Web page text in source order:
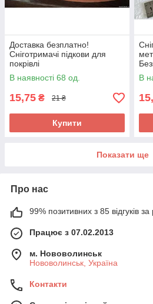
Доставка безплатно!
Сніготримачі підкови для
покрівлі
В наявності 68 од.
15,75 ₴ 21 ₴
Купити
В
Показати ще
Про нас
99% позитивних з 85 відгуків за
Працює з 07.02.2013
м. Нововолинськ
Нововолинськ, Україна
Контакти